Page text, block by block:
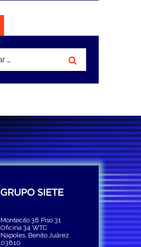
Montecito 38 Piso 31
Oficina 34 WTC
Napoles, Benito Juárez
03810